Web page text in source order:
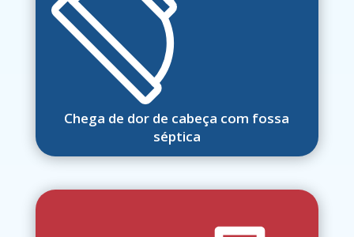
Chega de dor de cabeça com fossa
séptica